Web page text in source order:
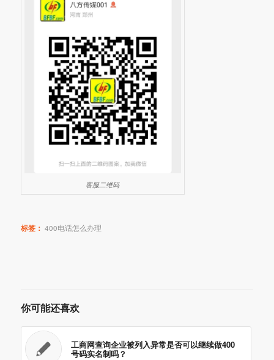
客服二维码
标签： 400电话怎么办理
你可能还喜欢
工商网查询企业被列入异常是否可以继续做400
号码实名制吗？